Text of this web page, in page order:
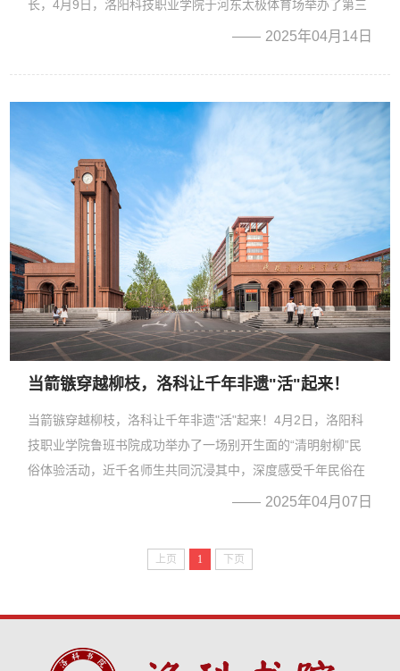
长，4月9日，洛阳科技职业学院于河东太极体育场举办了第三
届“爱我洛科・青春π”草坪音乐节。这场音乐盛宴汇聚了校内众
一...
2025年04月14日
当箭镞穿越柳枝，洛科让千年非遗"活"起来！
当箭镞穿越柳枝，洛科让千年非遗"活"起来！4月2日，洛阳科
技职业学院鲁班书院成功举办了一场别开生面的“清明射柳”民
俗体验活动，近千名师生共同沉浸其中，深度感受千年民俗在
当代的独特魅力及其传承活力，成为学校书院文化建设与非遗
2025年04月07日
上页 1 下页